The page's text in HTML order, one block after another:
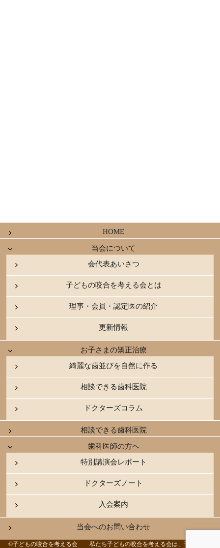
HOME
当会について
会代表あいさつ
子どもの咬合を考える会とは
理事・会員・認定医の紹介
更新情報
お子さまの矯正治療
綺麗な歯並びを自然に作る
相談できる歯科医院
ドクターズコラム
相談できる歯科医院
歯科医師の方へ
特別講演会レポート
ドクターズノート
入会案内
当会へのお問い合わせ
©子どもの咬合を考える会 私たち子どもの咬合を考える会は、子どもたちの